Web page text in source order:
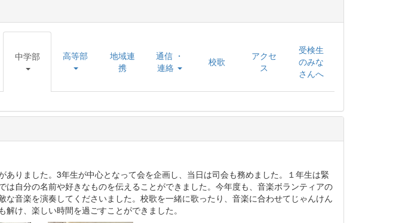
中学部 高等部
地域連
携
通信 ・
連絡
校歌
アクセ
ス
受検生
のみな
さんへ
りました。3年生が中心となって会を企画し、当日は司会も務めました。１年生は緊
は自分の名前や好きなものを伝えることができました。今年度も、音楽ボランティアの
な音楽を演奏してくださいました。校歌を一緒に歌ったり、音楽に合わせてじゃんけん
け、楽しい時間を過ごすことができました。